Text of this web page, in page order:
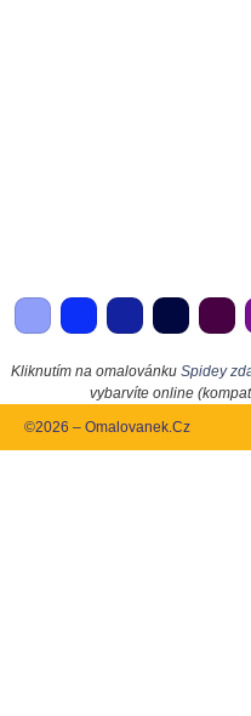
Kliknutím na omalovánku Spidey
vybarvíte online
©2026 – Omalovanek.Cz